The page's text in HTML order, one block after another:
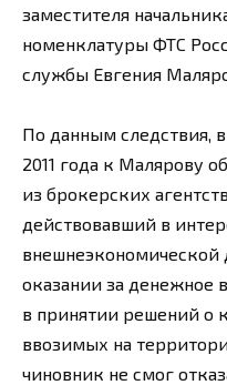
заместителя
номенклатуры ФТС
службы Евгения
По данным следствия,
2011 года к Малярову
из брокерских
действовавший в
внешнеэкономической
оказании за денежное
в принятии решений о
ввозимых на
чиновник не смог